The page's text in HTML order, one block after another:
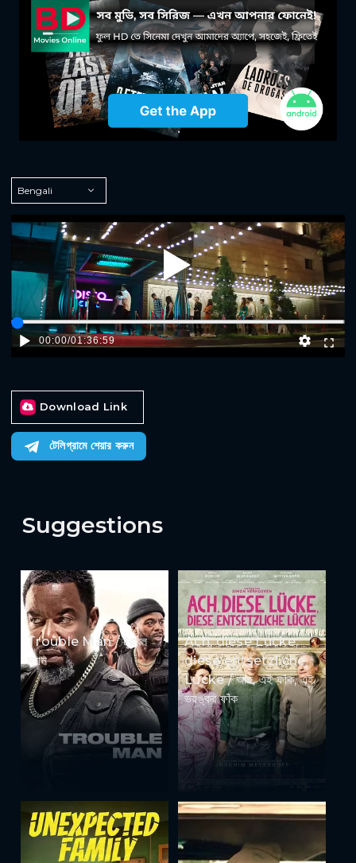
Play
00:00/01:36:59
Download Link
টেলিগ্রামে শেয়ার করুন
Suggestions
Trouble Man / ট্রাবল
ম্যান
Ach, diese Lücke,
diese entsetzliche
Lücke / আহ, এই ফাঁক, এই
ভয়ঙ্কর ফাঁক